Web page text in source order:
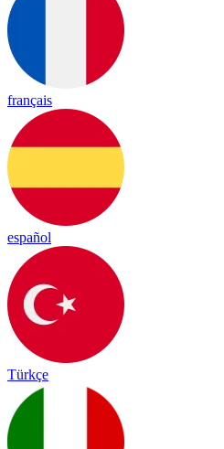
français
español
Türkçe